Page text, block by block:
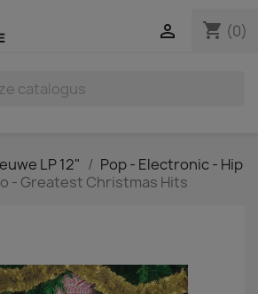
shopping_cart (0)

LP 12"
Pop - Electronic - Hip
- Greatest Christmas Hits